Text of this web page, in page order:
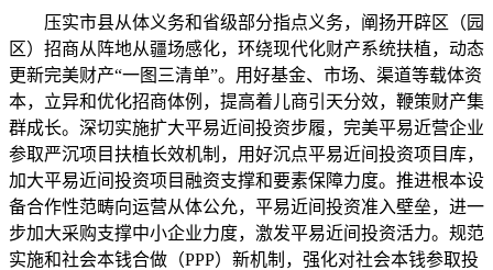
压实市县从体义务和省级部分指点义务，阐扬开辟区（园
区）招商从阵地从疆场感化，环绕现代化财产系统扶植，动态
更新完美财产“一图三清单”。用好基金、市场、渠道等载体资
本，立异和优化招商体例，提高着儿商引天分效，鞭策财产集
群成长。深切实施扩大平易近间投资步履，完美平易近营企业
参取严沉项目扶植长效机制，用好沉点平易近间投资项目库，
加大平易近间投资项目融资支撑和要素保障力度。推进根本设
备合作性范畴向运营从体公允，平易近间投资准入壁垒，进一
步加大采购支撑中小企业力度，激发平易近间投资活力。规范
实施和社会本钱合做（PPP）新机制，强化对社会本钱参取投